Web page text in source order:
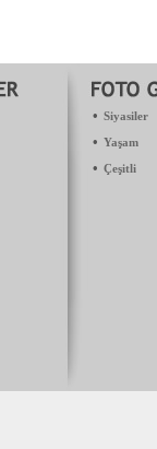
• Siyasiler
• Yaşam
• Çeşitli